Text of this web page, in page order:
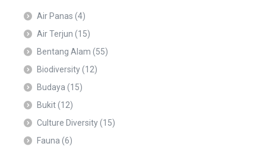
Air Panas (4)
Air Terjun (15)
Bentang Alam (55)
Biodiversity(12)
Budaya (15)
Bukit(12)
Culture Diversity(15)
Fauna (6)